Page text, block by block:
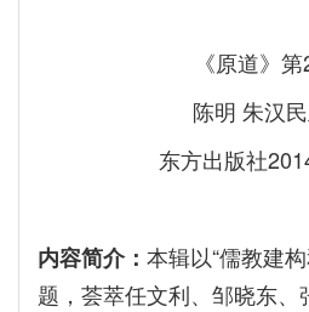
《原道》
陈明 朱汉
东方出版社
内容简介： 本辑以“儒教建
题，荟萃任文利、邹晓东、